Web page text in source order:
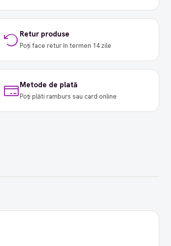
Retur produse
Poți face retur în termen 14 zile
Metode de plată
Poți plăti ramburs sau card online